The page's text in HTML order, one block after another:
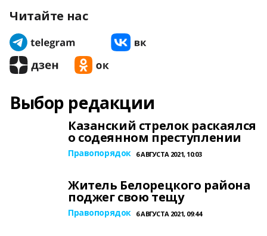
Читайте нас
Выбор редакции
Казанский стрелок раскаялся
о содеянном преступлении
Правопорядок 6 АВГУСТА 2021, 10:03
Житель Белорецкого района
поджег свою тещу
Правопорядок 6 АВГУСТА 2021, 09:44